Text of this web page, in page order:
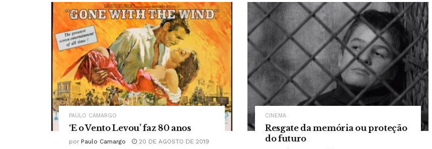
PAULO CAMARGO
‘E o Vento Levou’ faz 80 anos
por Paulo Camargo 20 DE AGOSTO DE 2019
CINEMA
Resgate da memória ou proteção
do futuro